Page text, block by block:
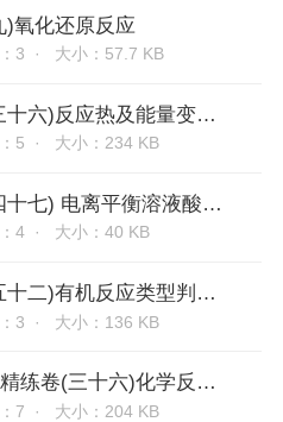
)氧化还原反应
3 · 大小：57.7 KB
高三化学小测卷(三十六)反应热及能量变化的综合应用
5 · 大小：234 KB
高三化学小测卷(四十七) 电离平衡溶液酸碱性
4 · 大小：40 KB
高三化学小测卷(五十二)有机反应类型判断及化学方程式书写
3 · 大小：136 KB
高三化学课下巩固精练卷(三十六)化学反应速率及其影响因素
7 · 大小：204 KB